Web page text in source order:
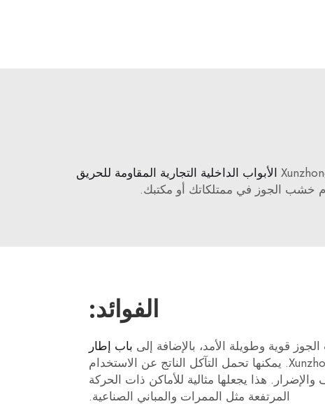
الأبواب الداخلية التجارية المقاومة للحريق
خشب الجوز في ممتلكاتك أو مكتبك.
الفوائد:
قوية وطويلة الأمد، بالإضافة إلى باب إطار
التي توفرها Xunzhong. يمكنها تحمل التآكل الناتج عن الاستخدام
والإضرار. هذا يجعلها مثالية للأماكن ذات الحركة
المرتفعة مثل الممرات والمباني الصناعية.